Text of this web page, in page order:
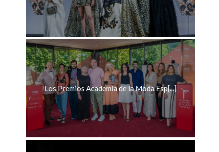
Los Premios Academia de la Moda Esp[...]